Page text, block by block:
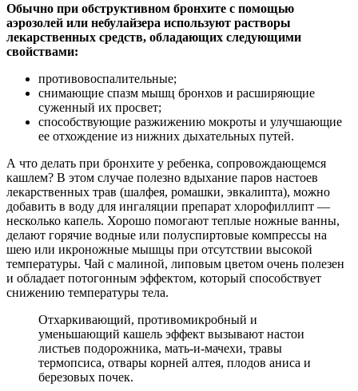
Обычно при обструктивном бронхите с помощью
аэрозолей или небулайзера используют растворы
лекарственных средств, обладающих следующими
свойствами:
противовоспалительные;
снимающие спазм мышц бронхов и расширяющие
суженный их просвет;
способствующие разжижению мокроты и улучшающие
ее отхождение из нижних дыхательных путей.
А что делать при бронхите у ребенка, сопровождающемся
кашлем? В этом случае полезно вдыхание паров настоев
лекарственных трав (шалфея, ромашки, эвкалипта), можно
добавить в воду для ингаляции препарат хлорофиллипт —
несколько капель. Хорошо помогают теплые ножные ванны,
делают горячие водные или полуспиртовые компрессы на
шею или икроножные мышцы при отсутствии высокой
температуры. Чай с малиной, липовым цветом очень полезен
и обладает потогонным эффектом, который способствует
снижению температуры тела.
Отхаркивающий, противомикробный и
уменьшающий кашель эффект вызывают настои
листьев подорожника, мать-и-мачехи, травы
термопсиса, отвары корней алтея, плодов аниса и
березовых почек.